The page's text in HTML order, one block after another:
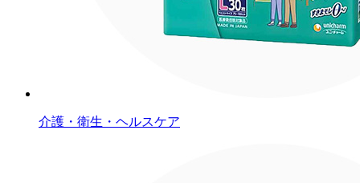
介護・衛生・ヘルスケア